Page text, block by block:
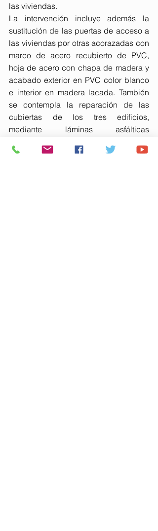
las viviendas.
La intervención incluye además la
sustitución de las puertas de acceso a
las viviendas por otras acorazadas con
marco de acero recubierto de PVC,
hoja de acero con chapa de madera y
acabado exterior en PVC color blanco
e interior en madera lacada. También
se contempla la reparación de las
cubiertas de los tres edificios,
mediante láminas asfálticas
aislamiento térmico.